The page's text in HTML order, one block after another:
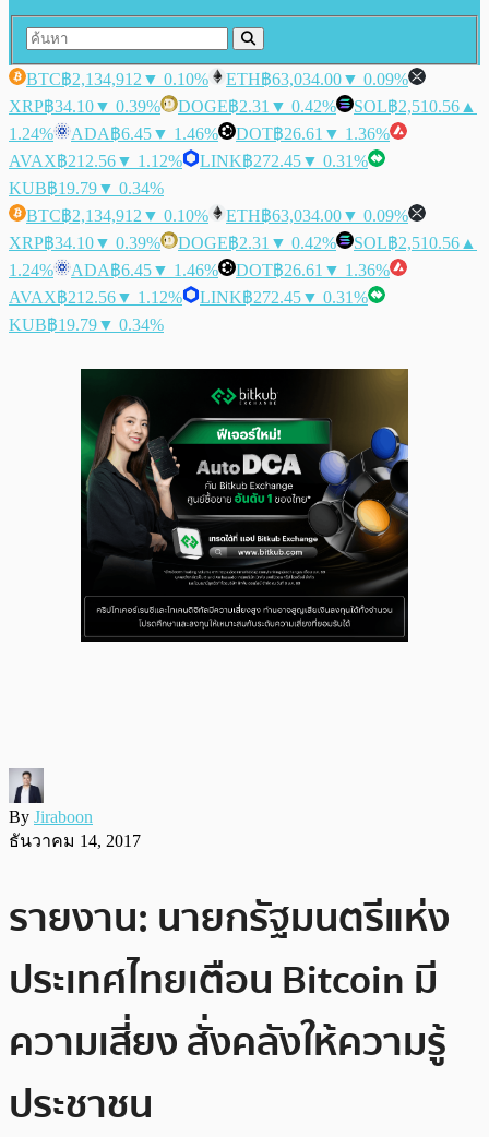
BTC฿2,134,912 ▼ 0.10% ETH฿63,034.00▼ 0.09%
XRP฿34.10▼ 0.39% DOGE฿2.31 ▼ 0.42% SOL฿2,510.56 ▲
1.24%
ADA฿6.45▼ 1.46% DOT฿26.61 ▼ 1.36%
AVAX฿212.56▼ 1.12% LINK฿272.45▼ 0.31%
KUB฿19.79▼ 0.34%
BTC฿2,134,912 ▼ 0.10% ETH฿63,034.00▼ 0.09%
XRP฿34.10▼ 0.39% DOGE฿2.31 ▼ 0.42% SOL฿2,510.56 ▲
1.24%
ADA฿6.45▼ 1.46% DOT฿26.61 ▼ 1.36%
AVAX฿212.56▼ 1.12% LINK฿272.45▼ 0.31%
KUB฿19.79▼ 0.34%
By Jiraboon
ธันวาคม 14, 2017
รายงาน: นายกรัฐมนตรีแห่ง
ประเทศไทยเตือน Bitcoin มี
ความเสี่ยง สั่งคลังให้ความรู้
ประชาชน